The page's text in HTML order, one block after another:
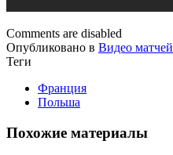
Comments are disabled
Опубликовано в Видео матчей
Теги
Франция
Польша
Похожие материалы